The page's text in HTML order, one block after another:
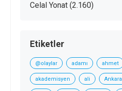
Celal Yonat (2.160)
Etiketler
@olaylar adamı ahmet
akademisyen ali Ankara